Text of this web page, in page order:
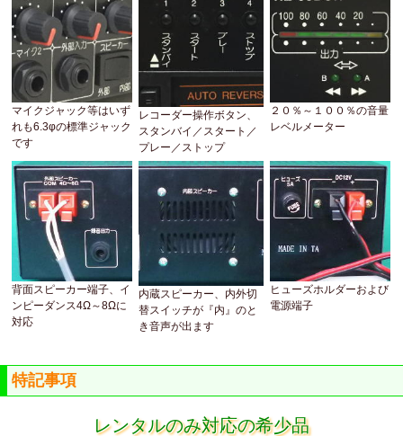
マイクジャック等はいず
れも6.3φの標準ジャック
です
レコーダー操作ボタン、
スタンバイ／スタート／
プレー／ストップ
２０％～１００％の音量
レベルメーター
背面スピーカー端子、イ
ンピーダンス4Ω～8Ωに
対応
内蔵スピーカー、内外切
替スイッチが『内』のと
き音声が出ます
ヒューズホルダーおよび
電源端子
特記事項
レンタルのみ対応の希少品